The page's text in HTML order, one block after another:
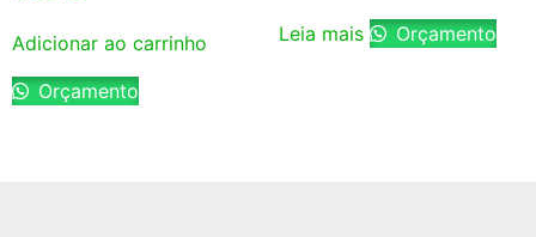
Adicionar ao carrinho
Orçamento
Leia mais Orçamento